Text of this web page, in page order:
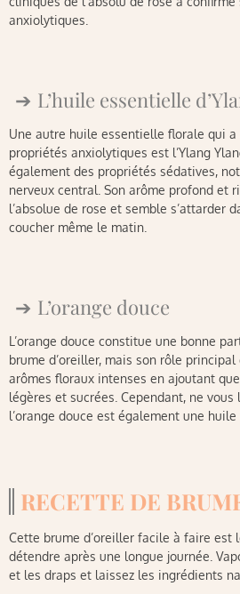
anxiolytiques.
L’huile essentielle
Une autre huile essentielle florale qui a
propriétés anxiolytiques est l’Ylang
également des propriétés sédatives,
nerveux central. Son arôme profond et
l’absolue de rose et semble s’attarder
coucher même le matin.
L’orange douce
L’orange douce constitue une bonne
brume d’oreiller, mais son rôle
arômes floraux intenses en ajoutant
légères et sucrées. Cependant, ne vous
l’orange douce est également une huile
RECETTE DE
Cette brume d’oreiller facile à faire est
détendre après une longue journée.
et les draps et laissez les ingrédients